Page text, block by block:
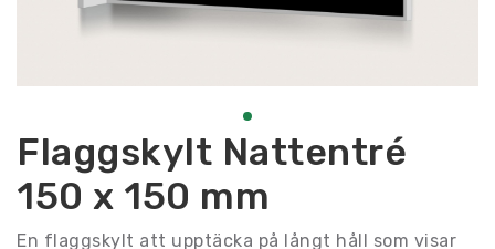
Flaggskylt Nattentré
150 x 150 mm
En flaggskylt att upptäcka på långt håll som visar